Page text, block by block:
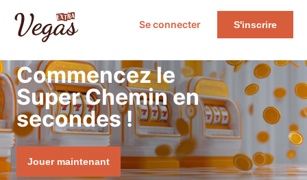
Se connecter S'inscrire
Commencez le
Super Chemin en
secondes !
Jouer maintenant